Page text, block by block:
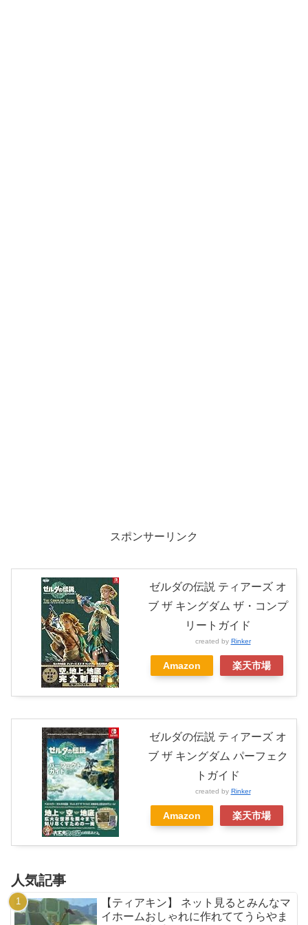
スポンサーリンク
ゼルダの伝説 ティアーズ オ
ブ ザ キングダム ザ・コンプ
リートガイド
created by Rinker
Amazon 楽天市場
ゼルダの伝説 ティアーズ オ
ブ ザ キングダム パーフェク
トガイド
created by Rinker
Amazon 楽天市場
人気記事
【ティアキン】 ネット見るとみんなマ
イホームおしゃれに作れててうらやま